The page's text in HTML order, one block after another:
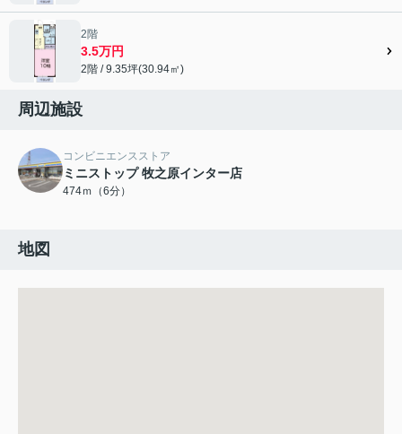
2階
3.5万円
2階 / 9.35坪(30.94㎡)
周辺施設
コンビニエンスストア
ミニストップ 牧之原インター店
474ｍ（6分）
地図